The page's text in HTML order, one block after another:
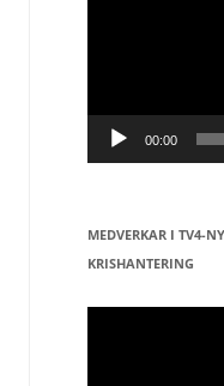
00:00
MEDVERKAR I TV4-
KRISHANTERING
Videospelare